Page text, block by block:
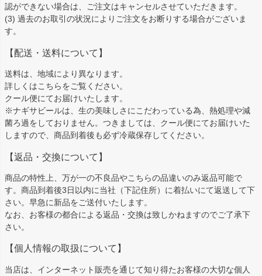
認ができない場合は、ご注文はキャンセルさせていただきます。
(3) 過去のお取引の状況によりご注文をお断りする場合がございま
す。
【配送・送料について】
送料は、地域により異なります。
詳しくはこちらをご覧ください。
クール便にてお届けいたします。
※ナギサビールは、生の美味しさにこだわっている為、熱処理や減
菌ろ過をしておりません。つきましては、クール便にてお届けいた
しますので、商品到着後も必ず冷蔵保存してください。
【返品・交換について】
商品の特性上、万が一の不良品やこちらの品違いのみ返品可能で
す。商品到着後3日以内に当社（下記住所）に着払いにて返送して下
さい。早急に新品をご送付いたします。
なお、お客様の都合による返品・交換は致しかねますのでご了承下
さい。
【個人情報の取扱について】
当店は、インターネット販売を通じて知り得たお客様の大切な個人